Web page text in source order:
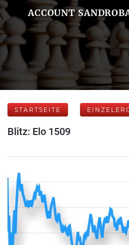
ACCOUNT
STARTSEITE
Blitz: Elo 1509